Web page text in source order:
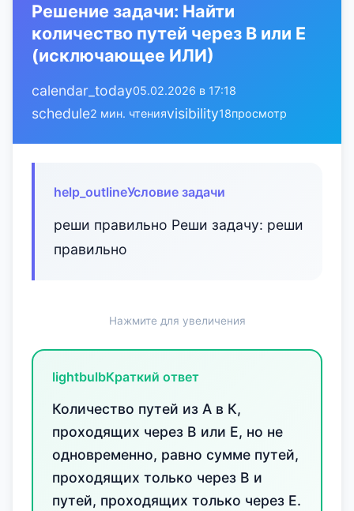
Решение задачи: Найти
количество путей через В или Е
(исключающее ИЛИ)
calendar_today05.02.2026 в 17:18
schedule2 мин. чтенияvisibility18просмотр
help_outlineУсловие задачи
реши правильно Реши задачу: реши
правильно
Нажмите для увеличения
lightbulbКраткий ответ
Количество путей из А в К,
проходящих через В или Е, но не
одновременно, равно сумме путей,
проходящих только через В и
путей, проходящих только через Е.